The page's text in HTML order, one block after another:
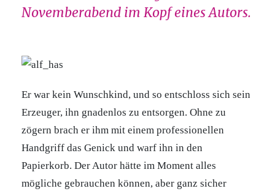
Novemberabend im Kopf eines Autors.
Er war kein Wunschkind, und so entschloss sich sein
Erzeuger, ihn gnadenlos zu entsorgen. Ohne zu
zögern brach er ihm mit einem professionellen
Handgriff das Genick und warf ihn in den
Papierkorb. Der Autor hätte im Moment alles
mögliche gebrauchen können, aber ganz sicher